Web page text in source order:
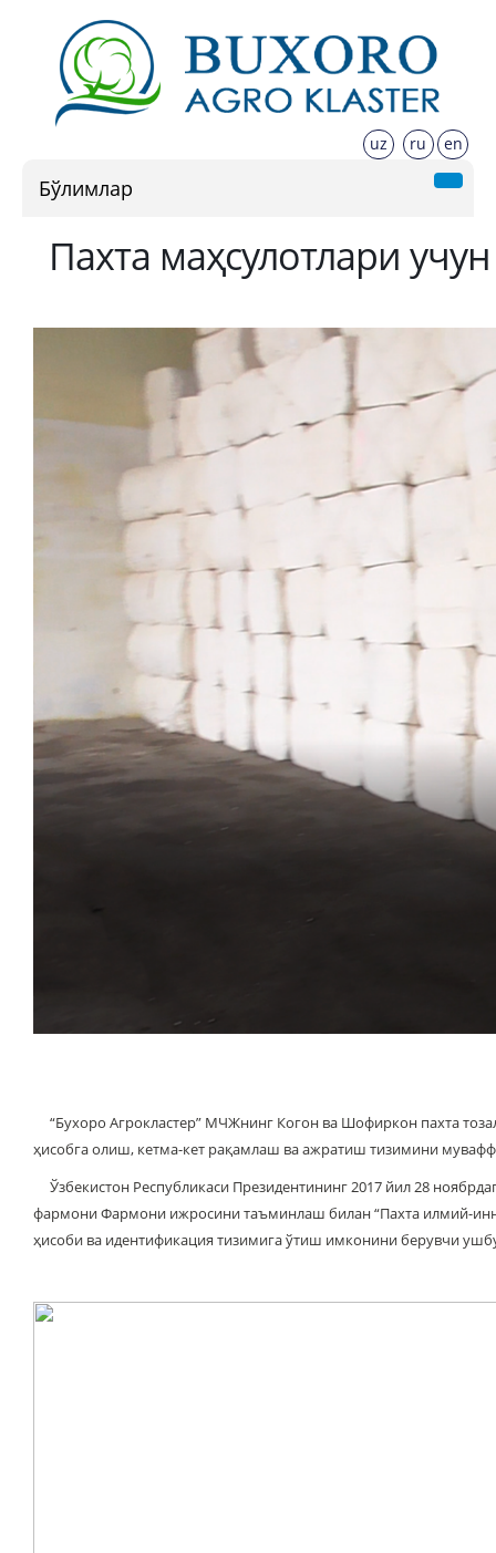
uz ru en
Бўлимлар
Пахта маҳсулотлари
“Бухоро Агрокластер” МЧЖнинг Когон ва Шофиркон пахта
ҳисобга олиш, кетма-кет рақамлаш ва ажратиш тизимини
Ўзбекистон Республикаси Президентининг 2017 йил 28
фармони Фармони ижросини таъминлаш билан “Пахта илмий-
ҳисоби ва идентификация тизимига ўтиш имконини берувчи